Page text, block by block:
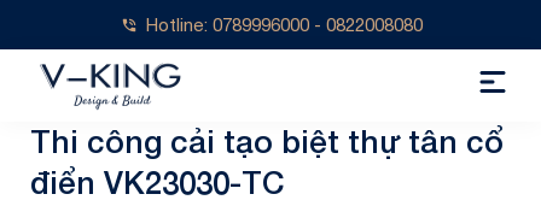
Hotline: 0789996000 - 0822008080
Thi công cải tạo biệt thự tân cổ
điển VK23030-TC